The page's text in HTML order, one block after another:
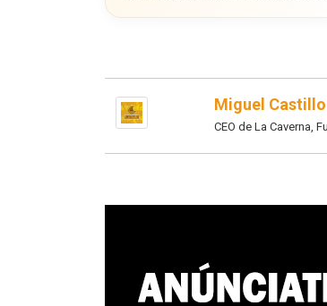
Miguel Castillo
CEO de La Caverna,